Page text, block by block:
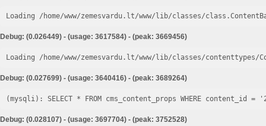
Loading /home/www/zemesvardu.lt/www/lib/classes/
Debug: (0.026449) - (usage: 3617584) - (peak: 3669456)
Loading /home/www/zemesvardu.lt/www/lib/classes/
Debug: (0.027699) - (usage: 3640416) - (peak: 3689264)
Debug: (0.028107) - (usage: 3697704) - (peak: 3752528)